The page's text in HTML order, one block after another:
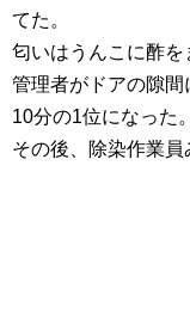
てた。
匂いはうんこに酢を
管理者がドアの隙
10分の1位になった。
その後、除染作業員